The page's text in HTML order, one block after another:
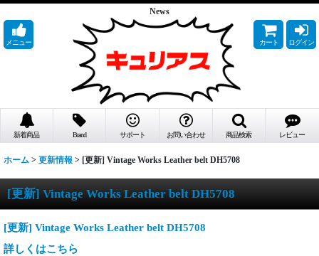
News
メニュー カート ログイン
新着商品 Brand サポート お問い合わせ 商品検索 レビュー
ホーム > 更新情報 > [更新] Vintage Works Leather belt DH5708
[更新] Vintage Works Leather belt DH5708
[更新] Vintage Works Leather belt DH5708
詳しくはこちら